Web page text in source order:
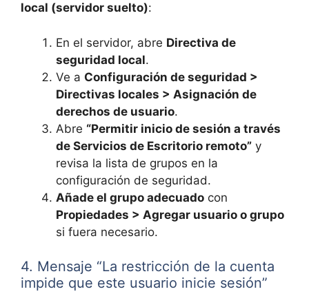
local (servidor suelto):
En el servidor, abre Directiva de
seguridad local.
Ve a Configuración de seguridad >
Directivas locales > Asignación de
derechos de usuario.
Abre “Permitir inicio de sesión a través
de Servicios de Escritorio remoto” y
revisa la lista de grupos en la
configuración de seguridad.
Añade el grupo adecuado con
Propiedades > Agregar usuario o grupo
si fuera necesario.
4. Mensaje “La restricción de la cuenta
impide que este usuario inicie sesión”